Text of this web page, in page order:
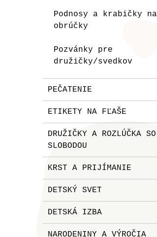
Podnosy a krabičky na
obrúčky
Pozvánky pre
družičky/svedkov
PEČATENIE
ETIKETY NA FĽAŠE
DRUŽIČKY A ROZLÚČKA SO
SLOBODOU
KRST A PRIJÍMANIE
DETSKÝ SVET
DETSKÁ IZBA
NARODENINY A VÝROČIA